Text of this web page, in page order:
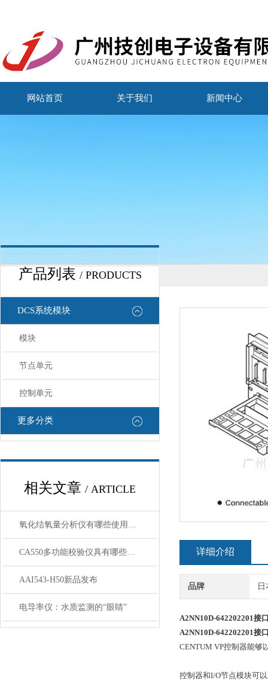
网站首页 关于我们 新闻中心
产品列表 / PRODUCTS
DCS系统模块
模块
节点单元
控制单元
更多分类
相关文章 / ARTICLE
氧化结氧量分析仪有哪些使用注意事项
CA550多功能校验仪具有哪些特点呢？
AAI543-H50新品发布
电导率仪：水质监测的“眼睛”
详细介绍
品牌
A2NN10D-642202201接
A2NN10D-642202201接
CENTUM VP控制器能够
控制器和I/O节点模块可